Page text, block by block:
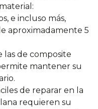
e incluso más,
aproximadamente 5
las de composite
mantener su
de reparar en la
requieren su